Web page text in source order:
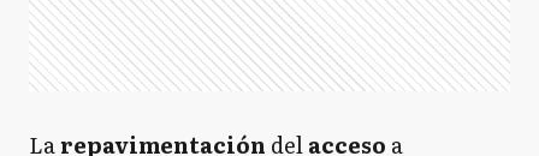
Larepavimentación delacceso a